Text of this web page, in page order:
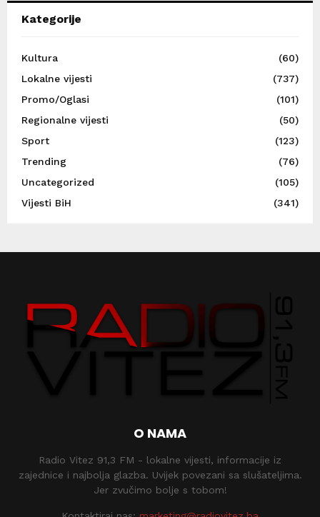
Kategorije
Kultura
(60)
Lokalne vijesti
(737)
Promo/Oglasi
(101)
Regionalne vijesti
(50)
Sport
(123)
Trending
(76)
Uncategorized
(105)
Vijesti BiH
(341)
O NAMA
Radio Vitez 91,3 FM - lokalne vijesti, informacije iz
zajednice i najbolja glazba. Uvijek povezani sa slušateljima.
Jer zvučimo bolje s tobom!